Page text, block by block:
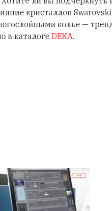
кристаллов
колье —
в каталоге DEKA.